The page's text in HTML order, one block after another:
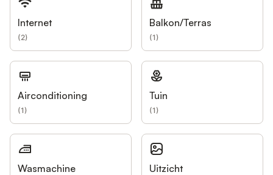
Internet
(2)
Balkon/Terras
(1)
Airconditioning
(1)
Tuin
(1)
Wasmachine Uitzicht